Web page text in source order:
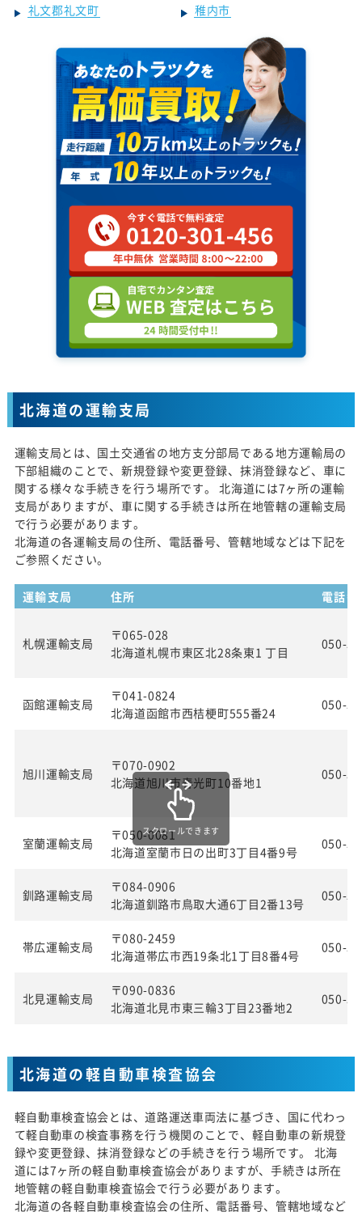
礼文郡礼文町
稚内市
北海道の運輸支局
運輸支局とは、国土交通省の地方支分部局である地方運輸局の
下部組織のことで、新規登録や変更登録、抹消登録など、車に
関する様々な手続きを行う場所です。 北海道には7ヶ所の運輸
支局がありますが、車に関する手続きは所在地管轄の運輸支局
で行う必要があります。
北海道の各運輸支局の住所、電話番号、管轄地域などは下記を
ご参照ください。
運輸支局 住所 電話
札幌運輸支局
〒065-028
北海道札幌市東区北28条東1 丁目
050-
函館運輸支局
〒041-0824
北海道函館市西桔梗町555番24
050-
旭川運輸支局
〒070-0902
北海道旭川市春光町10番地1
050-
室蘭運輸支局
〒050-0081
北海道室蘭市日の出町3丁目4番9号
050-
釧路運輸支局
〒084-0906
北海道釧路市鳥取大通6丁目2番13号
050-
帯広運輸支局
〒080-2459
北海道帯広市西19条北1丁目8番4号
050-
北見運輸支局
〒090-0836
北海道北見市東三輪3丁目23番地2
050-
スクロールできます
北海道の軽自動車検査協会
軽自動車検査協会とは、道路運送車両法に基づき、国に代わっ
て軽自動車の検査事務を行う機関のことで、軽自動車の新規登
録や変更登録、抹消登録などの手続きを行う場所です。 北海
道には7ヶ所の軽自動車検査協会がありますが、手続きは所在
地管轄の軽自動車検査協会で行う必要があります。
北海道の各軽自動車検査協会の住所、電話番号、管轄地域など